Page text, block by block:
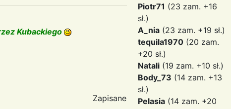
Kubackiego
Zapisane
Piotr71 (23 zam. +16
sł.)
A_nia (23 zam. +19 sł.)
tequila1970 (20 zam.
+20 sł.)
Natali (19 zam. +10 sł.)
Body_73 (14 zam. +13
sł.)
Pelasia (14 zam. +20